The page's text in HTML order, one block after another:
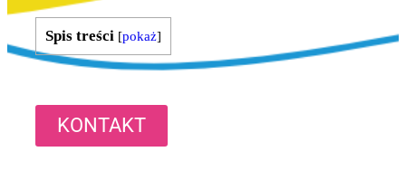
Spis treści [pokaż]
KONTAKT